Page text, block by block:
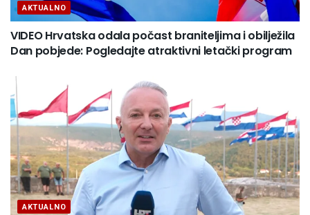
AKTUALNO
VIDEO Hrvatska odala počast braniteljima i obilježila
Dan pobjede: Pogledajte atraktivni letački program
AKTUALNO